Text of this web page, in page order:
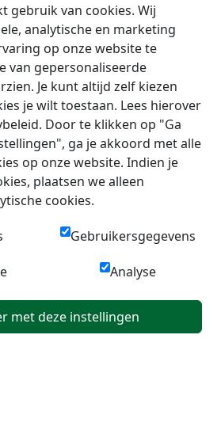
gebruik van cookies. Wij
analytische en marketing
op onze website te
van gepersonaliseerde
Je kunt altijd zelf kiezen
je wilt toestaan. Lees hierover
Door te klikken op "Ga
ga je akkoord met alle
op onze website. Indien je
plaatsen we alleen
cookies.
Gebruikersgegevens
Analyse
met deze instellingen